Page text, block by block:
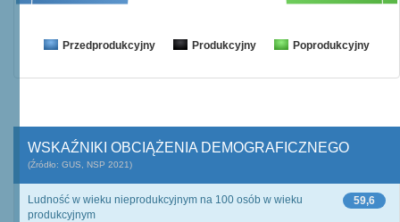
Przedprodukcyjny Produkcyjny Poprodukcyjny
WSKAŹNIKI OBCIĄŻENIA DEMOGRAFICZNEGO
(Źródło: GUS, NSP 2021)
59,6
Ludność w wieku nieprodukcyjnym na 100 osób w wieku
produkcyjnym